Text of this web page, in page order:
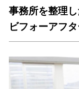
事務所を整理
ビフォーアフ